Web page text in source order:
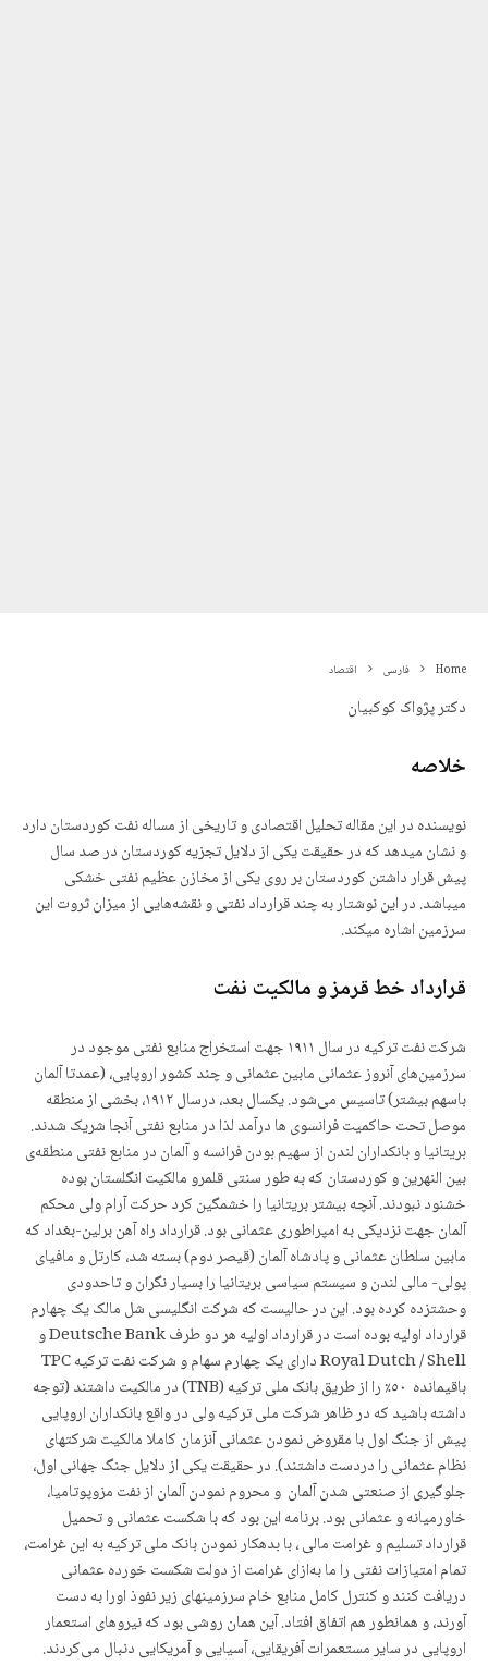
Home فارسی اقتصاد
دکتر پژواک کوکبیان
خلاصه
نویسنده در این مقاله تحلیل اقتصادی و تاریخی از مساله نفت کوردستان دارد
و نشان میدهد که در حقیقت یکی از دلایل تجزیه کوردستان در صد سال
پیش قرار داشتن کوردستان بر روی یکی از مخازن عظیم نفتی خشکی
میباشد. در این نوشتار به چند قرارداد نفتی و نقشەهایی از میزان ثروت این
سرزمین اشاره میکند.
قرارداد خط قرمز و مالکیت نفت
شرکت نفت ترکیه در سال ۱۹۱۱ جهت استخراج منابع نفتی موجود در
سرزمین‌های آنروز عثمانی مابین عثمانی و چند کشور اروپایی، (عمدتا آلمان
باسهم بیشتر) تاسیس می‌شود. یکسال بعد، درسال ۱۹۱۲، بخشی از منطقه
موصل تحت حاکمیت فرانسوی ها درآمد لذا در منابع نفتی آنجا شریک شدند.
بریتانیا و بانکداران لندن از سهیم بودن فرانسه و آلمان در منابع نفتی منطقەی
بین النهرین و کوردستان که به طور سنتی قلمرو مالکیت انگلستان بوده
خشنود نبودند. آنچه بیشتر بریتانیا را خشمگین کرد حرکت آرام ولی محکم
آلمان جهت نزدیکی به امپراطوری عثمانی بود. قرارداد راه آهن برلین-بغداد که
مابین سلطان عثمانی و پادشاه آلمان (قیصر دوم) بستە شد، کارتل و مافیای
پولی- مالی لندن و سیستم سیاسی بریتانیا را بسیار نگران و تاحدودی
وحشتزده کرده بود. این در حالیست که شرکت انگلیسی شل مالک یک چهارم
قرارداد اولیه بوده است در قرارداد اولیه هر دو طرف Deutsche Bank و
Royal Dutch / Shell دارای یک چهارم سهام و شرکت نفت ترکیه TPC
باقیمانده ٥٠٪ را از طریق بانک ملی ترکیه (TNB) در مالکیت داشتند (توجه
داشته باشید که در ظاهر شرکت ملی ترکیه ولی در واقع بانکداران اروپایی
پیش از جنگ اول با مقروض نمودن عثمانی آنزمان کاملا مالکیت شرکتهای
نظام عثمانی را دردست داشتند). در حقیقت یکی از دلایل جنگ جهانی اول،
جلوگیری از صنعتی شدن آلمان و محروم نمودن آلمان از نفت مزوپوتامیا،
خاورمیانه و عثمانی بود. برنامه این بود که با شکست عثمانی و تحمیل
قرارداد تسلیم و غرامت مالی ، با بدهکار نمودن بانک ملی ترکیه به این غرامت،
تمام امتیازات نفتی را ما بەازای غرامت از دولت شکست خورده عثمانی
دریافت کنند و کنترل کامل منابع خام سرزمینهای زیر نفوذ اورا به دست
آورند، و همانطور هم اتفاق افتاد. آین همان روشی بود که نیروهای استعمار
اروپایی در سایر مستعمرات آفریقایی، آسیایی و آمریکایی دنبال می‌کردند.